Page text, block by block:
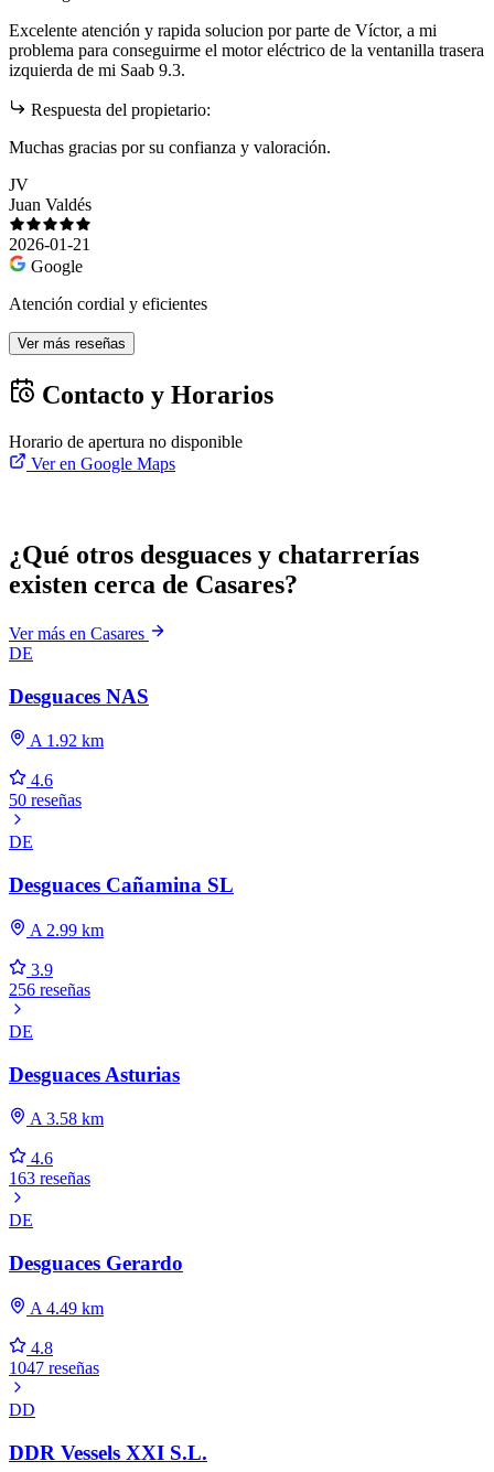
Excelente atención y rapida solucion por parte de Víctor, a mi
problema para conseguirme el motor eléctrico de la ventanilla trasera
izquierda de mi Saab 9.3.
Respuesta del propietario:
Muchas gracias por su confianza y valoración.
JV
Juan Valdés
2026-01-21
Google
Atención cordial y eficientes
Ver más reseñas
Contacto y Horarios
Horario de apertura no disponible
Ver en Google Maps
¿Qué otros desguaces y chatarrerías
existen cerca de Casares?
Ver más en Casares
DE
Desguaces NAS
A 1.92 km
4.6
50 reseñas
DE
Desguaces Cañamina SL
A 2.99 km
3.9
256 reseñas
DE
Desguaces Asturias
A 3.58 km
4.6
163 reseñas
DE
Desguaces Gerardo
A 4.49 km
4.8
1047 reseñas
DD
DDR Vessels XXI S.L.